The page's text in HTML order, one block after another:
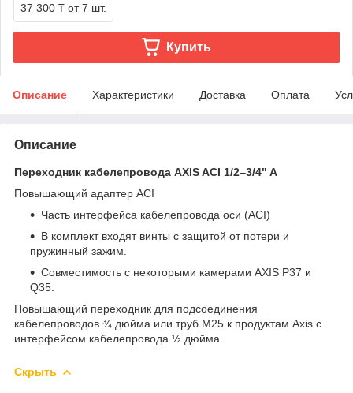
37 300 ₸ от 7 шт.
Купить
Описание Характеристики Доставка Оплата
Описание
Переходник кабелепровода AXIS ACI 1/2‒3/4" A
Повышающий адаптер ACI
Часть интерфейса кабелепровода оси (ACI)
В комплект входят винты с защитой от потери и
пружинный зажим.
Совместимость с некоторыми камерами AXIS P37 и
Q35.
Повышающий переходник для подсоединения
кабелепроводов ¾ дюйма или труб M25 к продуктам Axis с
интерфейсом кабелепровода ½ дюйма.
Скрыть